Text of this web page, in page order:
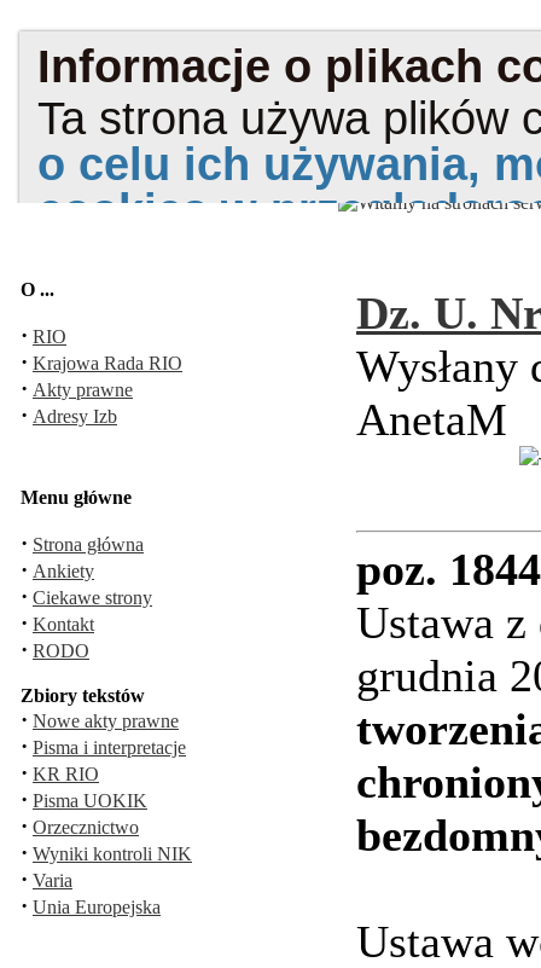
O ...
· RIO
· Krajowa Rada RIO
· Akty prawne
· Adresy Izb
Menu główne
· Strona główna
· Ankiety
· Ciekawe strony
· Kontakt
· RODO
Zbiory tekstów
· Nowe akty prawne
· Pisma i interpretacje
· KR RIO
· Pisma UOKIK
· Orzecznictwo
· Wyniki kontroli NIK
· Varia
· Unia Europejska
Dz. U.
Wysłany
AnetaM
poz. 1844
Ustawa z
grudnia
Ustawa